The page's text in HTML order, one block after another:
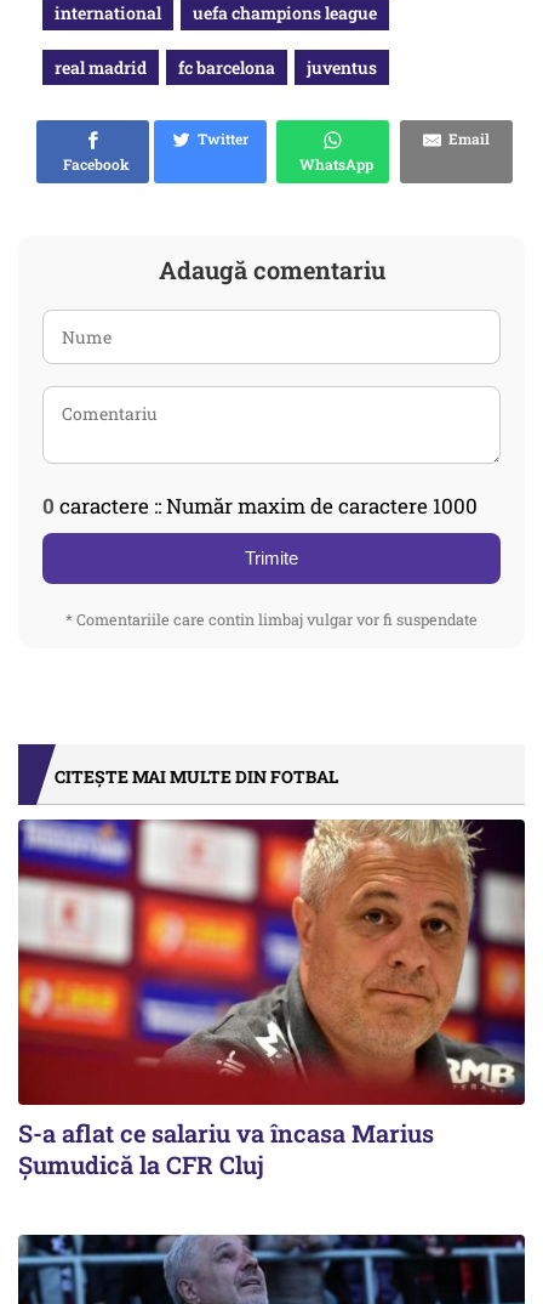
international uefa champions league
real madrid fc barcelona juventus
Facebook
Twitter
WhatsApp
Email
Adaugă comentariu
0 caractere :: Număr maxim de caractere 1000
Trimite
* Comentariile care contin limbaj vulgar vor fi suspendate
CITEȘTE MAI MULTE DIN FOTBAL
S-a aflat ce salariu va încasa Marius
Șumudică la CFR Cluj